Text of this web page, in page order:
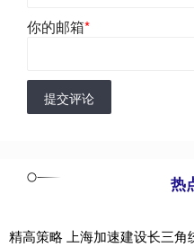
你的邮箱*
提交评论
热
精高策略 上海加速建设长三角